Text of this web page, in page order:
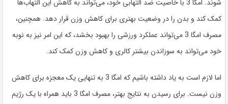
شوند. امگا 3 با خاصیت ضد التهابی خود، می‌تواند به کاهش این التهاب‌ها
کمک کند و بدن را در وضعیت بهتری برای کاهش وزن قرار دهد. همچنین،
مصرف امگا 3 می‌تواند عملکرد ورزشی را بهبود بخشد، که این امر نیز به نوبه
خود می‌تواند به سوزاندن بیشتر کالری و کاهش وزن کمک کند.
اما لازم است به یاد داشته باشیم که امگا 3 به تنهایی یک معجزه برای کاهش
وزن نیست. برای رسیدن به نتایج بهتر، مصرف امگا 3 باید همراه با یک رژیم